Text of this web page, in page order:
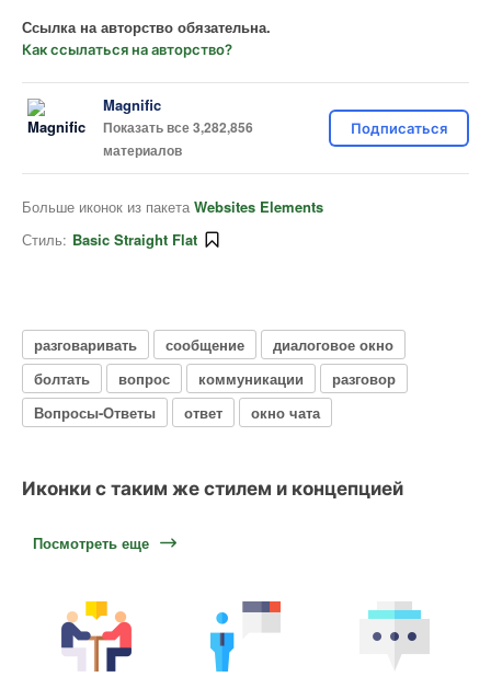
Ссылка на авторство обязательна.
Как ссылаться на авторство?
Magnific
Показать все 3,282,856
материалов
Подписаться
Больше иконок из пакета Websites Elements
Стиль: Basic Straight Flat
разговаривать сообщение
диалоговое окно
болтать
вопрос коммуникации
разговор
Вопросы-Ответы
ответ окно чата
Иконки с таким же стилем и концепцией
Посмотреть еще